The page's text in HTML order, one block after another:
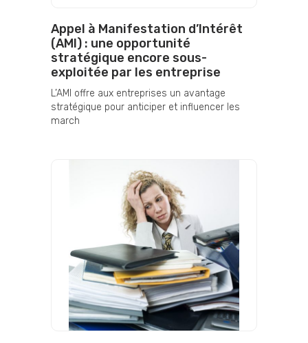
Appel à Manifestation d’Intérêt
(AMI) : une opportunité
stratégique encore sous-
exploitée par les entreprise
L’AMI offre aux entreprises un avantage
stratégique pour anticiper et influencer les
march